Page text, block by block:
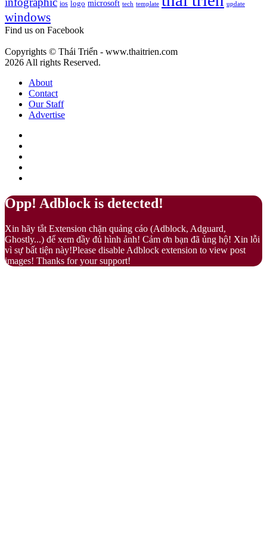
gì?
Fuzz
–
Màu
sự
nhã
ios logo microsoft tech template update
windows
Find us on Facebook
Copyrights © Thái Triển - www.thaitrien.com
2026 All rights Reserved.
About
Contact
Our Staff
Advertise
Back
to
button
Close
Opp! Adblock is detected!
Xin hãy tắt Extension chặn quảng cáo (Adblock, Adguard,
Ghostly...) để xem đầy đủ hình ảnh! Cảm ơn bạn đã ủng hộ! Xin lỗi
vì sự bất tiện này!Please disable Adblock extension to view post
images! Thanks for your support!